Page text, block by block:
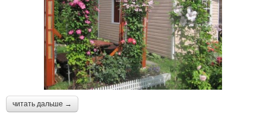
читать дальше →